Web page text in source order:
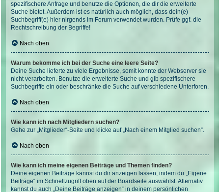
spezifischere Anfrage und benutze die Optionen, die dir die erweiterte
Suche bietet. Außerdem ist es natürlich auch möglich, dass dein(e)
Suchbegriff(e) hier nirgends im Forum verwendet wurden. Prüfe ggf. die
Rechtschreibung der Begriffe!
Nach oben
Warum bekomme ich bei der Suche eine leere Seite?
Deine Suche lieferte zu viele Ergebnisse, somit konnte der Webserver sie
nicht verarbeiten. Benutze die erweiterte Suche und gib spezifischere
Suchbegriffe ein oder beschränke die Suche auf verschiedene Unterforen.
Nach oben
Wie kann ich nach Mitgliedern suchen?
Gehe zur „Mitglieder“-Seite und klicke auf „Nach einem Mitglied suchen“.
Nach oben
Wie kann ich meine eigenen Beiträge und Themen finden?
Deine eigenen Beiträge kannst du dir anzeigen lassen, indem du „Eigene
Beiträge“ im Schnellzugriff oben auf der Boardseite auswählst. Alternativ
kannst du auch „Deine Beiträge anzeigen“ in deinem persönlichen